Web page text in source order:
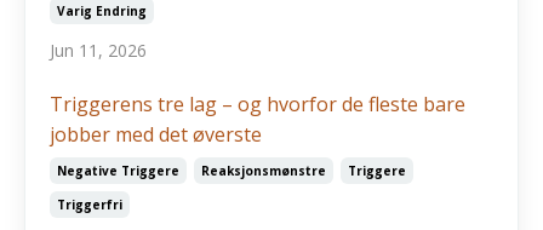
Varig Endring
Jun 11, 2026
Triggerens tre lag – og hvorfor de fleste bare
jobber med det øverste
Negative Triggere Reaksjonsmønstre
Triggere
Triggerfri